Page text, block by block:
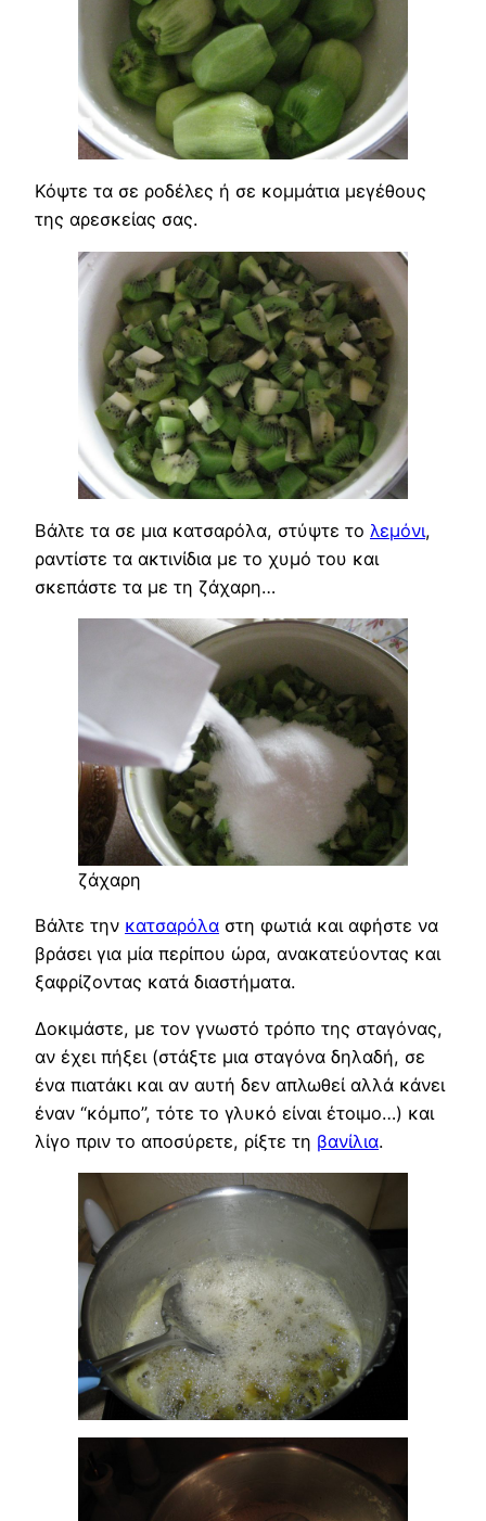
Κόψτε τα σε ροδέλες ή σε κομμάτια μεγέθους
της αρεσκείας σας.
Βάλτε τα σε μια κατσαρόλα, στύψτε το λεμόνι,
ραντίστε τα ακτινίδια με το χυμό του και
σκεπάστε τα με τη ζάχαρη…
ζάχαρη
Βάλτε την κατσαρόλα στη φωτιά και αφήστε να
βράσει για μία περίπου ώρα, ανακατεύοντας και
ξαφρίζοντας κατά διαστήματα.
Δοκιμάστε, με τον γνωστό τρόπο της σταγόνας,
αν έχει πήξει (στάξτε μια σταγόνα δηλαδή, σε
ένα πιατάκι και αν αυτή δεν απλωθεί αλλά κάνει
έναν “κόμπο”, τότε το γλυκό είναι έτοιμο…) και
λίγο πριν το αποσύρετε, ρίξτε τη βανίλια.